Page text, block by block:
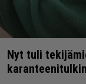
Nyt tuli